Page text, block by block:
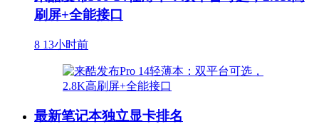
刷屏+全能接口
8 13小时前
最新笔记本独立显卡排名